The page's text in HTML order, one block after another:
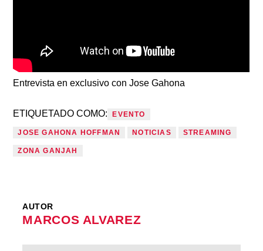
Entrevista en exclusivo con Jose Gahona
ETIQUETADO COMO: EVENTO
JOSE GAHONA HOFFMAN NOTICIAS STREAMING
ZONA GANJAH
AUTOR
MARCOS ALVAREZ